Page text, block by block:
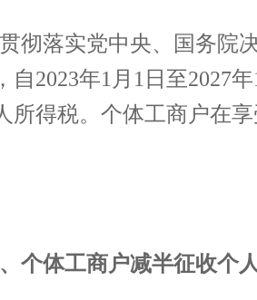
落实党中央、国务院决
自2023年1月1日至2027
所得税。个体工商户在
体工商户减半征收个人